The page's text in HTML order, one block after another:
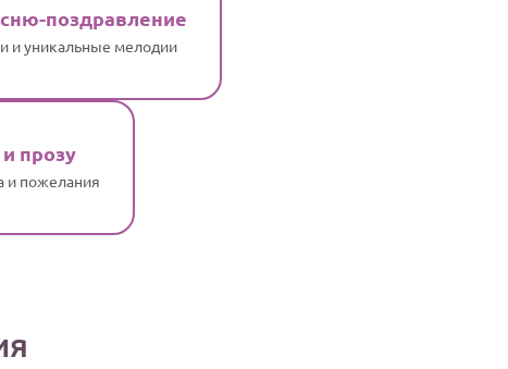
поздравление
и уникальные мелодии
прозу
и пожелания